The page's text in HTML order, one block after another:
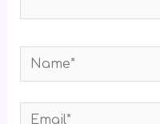
Name*
Email*